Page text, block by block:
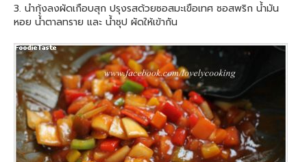
3. นำกุ้งลงผัดเกือบสุก ปรุงรสด้วยซอสมะเขือเทศ ซอสพริก น้ำมัน
หอย น้ำตาลทราย และ น้ำซุป ผัดให้เข้ากัน